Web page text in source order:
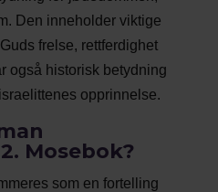
Den inneholder viktige
frelse, rettferdighet
også historisk betydning
opprinnelse.
Mosebok?
som en fortelling